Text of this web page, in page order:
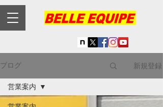
ブログ 新規登録
営業案内